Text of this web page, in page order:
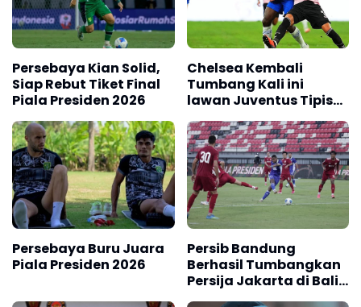
Persebaya Kian Solid,
Siap Rebut Tiket Final
Piala Presiden 2026
Chelsea Kembali
Tumbang Kali ini
lawan Juventus Tipis
Persebaya Buru Juara
Piala Presiden 2026
Persib Bandung
Berhasil Tumbangkan
Persija Jakarta di Bali,
Skor 2 -1